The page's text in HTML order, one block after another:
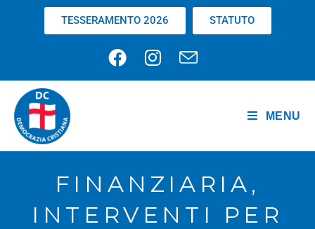
TESSERAMENTO 2026 STATUTO
MENU
FINANZIARIA,
INTERVENTI PER